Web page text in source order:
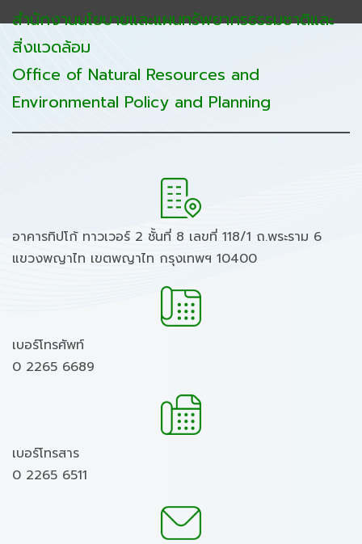
สำนักงานนโยบายและแผนทรัพยากรธรรมชาติและ
สิ่งแวดล้อม
Office of Natural Resources and
Environmental Policy and Planning
อาคารทิปโก้ ทาวเวอร์ 2 ชั้นที่ 8 เลขที่ 118/1 ถ.พระราม 6
แขวงพญาไท เขตพญาไท กรุงเทพฯ 10400
เบอร์โทรศัพท์
0 2265 6689
เบอร์โทรสาร
0 2265 6511